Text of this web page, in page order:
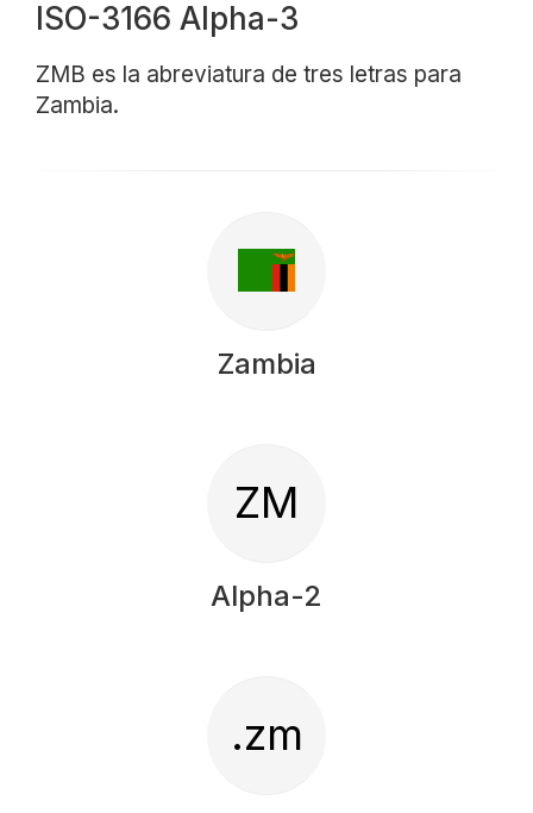
ISO-3166 Alpha-3
ZMB es la abreviatura de tres letras para
Zambia.
Zambia
ZM
Alpha-2
.zm